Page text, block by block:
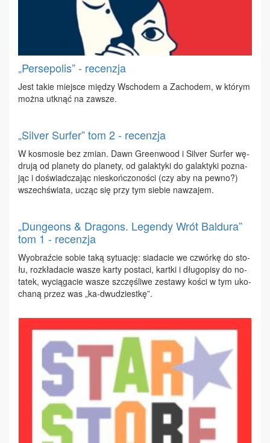
„Persepolis” - recenzja
Jest ta­kie miej­sce mię­dzy Wscho­dem a Za­cho­dem, w któ­rym
moż­na utknąć na za­wsze.
„Silver Surfer” tom 2 - recenzja
W ko­smo­sie bez zmian. Dawn Gre­en­wo­od i Si­lver Sur­fer wę­
dru­ją od pla­ne­ty do pla­ne­ty, od ga­lak­ty­ki do ga­lak­ty­ki po­zna­
jąc i do­świad­cza­jąc nie­skoń­czo­no­ści (czy aby na pew­no?)
wszech­świa­ta, ucząc się przy tym sie­bie na­wza­jem.
„Dungeons & Dragons. Legendy Wrót Baldura”
tom 1 - recenzja
Wy­obraź­cie so­bie ta­ką sy­tu­ację: sia­da­cie we czwór­kę do sto­
łu, roz­kła­da­cie wa­sze kar­ty po­sta­ci, kart­ki i dłu­go­pi­sy do no­
ta­tek, wy­cią­ga­cie wa­sze szczę­śli­we ze­sta­wy ko­ści w tym uko­
cha­ną przez was „ka-dwu­dziest­kę”.